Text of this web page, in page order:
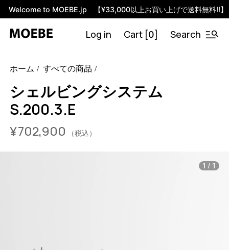
Welcome to MOEBE.jp 【¥33,000以上お買い上げで送料無料!!】
Log in Cart [0] Search
system-s-200-3-e?variant=46592216793320
S.200.3.E.OA.BL
0
ホーム すべての商品
シェルビングシステム
S.200.3.E
¥702,900 （税込）
1 / 1